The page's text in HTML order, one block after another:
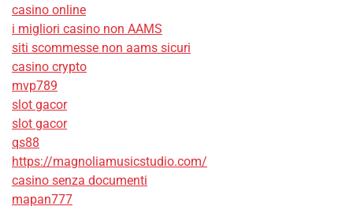
casino online
i migliori casino non AAMS
siti scommesse non aams sicuri
casino crypto
mvp789
slot gacor
slot gacor
qs88
https://magnoliamusicstudio.com/
casino senza documenti
mapan777